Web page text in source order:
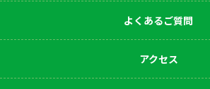
よくあるご質問
アクセス